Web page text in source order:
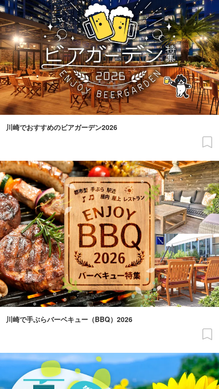
川崎でおすすめのビアガーデン2026
川崎で手ぶらバーベキュー（BBQ）2026